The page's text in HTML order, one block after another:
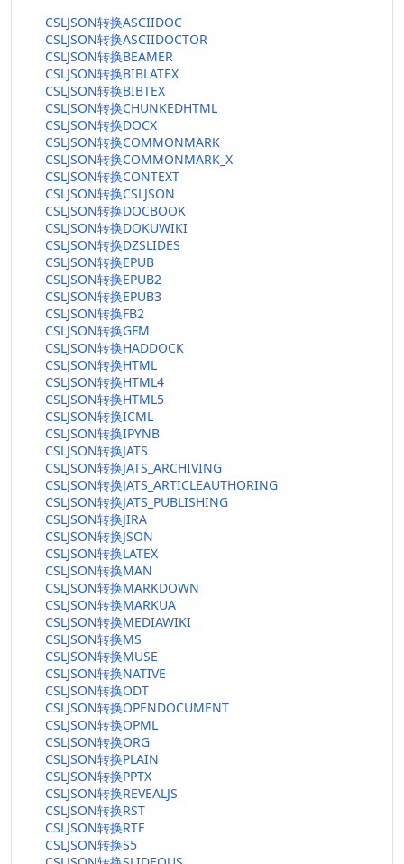
CSLJSON转换ASCIIDOC
CSLJSON转换ASCIIDOCTOR
CSLJSON转换BEAMER
CSLJSON转换BIBLATEX
CSLJSON转换BIBTEX
CSLJSON转换CHUNKEDHTML
CSLJSON转换DOCX
CSLJSON转换COMMONMARK
CSLJSON转换COMMONMARK_X
CSLJSON转换CONTEXT
CSLJSON转换CSLJSON
CSLJSON转换DOCBOOK
CSLJSON转换DOKUWIKI
CSLJSON转换DZSLIDES
CSLJSON转换EPUB
CSLJSON转换EPUB2
CSLJSON转换EPUB3
CSLJSON转换FB2
CSLJSON转换GFM
CSLJSON转换HADDOCK
CSLJSON转换HTML
CSLJSON转换HTML4
CSLJSON转换HTML5
CSLJSON转换ICML
CSLJSON转换IPYNB
CSLJSON转换JATS
CSLJSON转换JATS_ARCHIVING
CSLJSON转换JATS_ARTICLEAUTHORING
CSLJSON转换JATS_PUBLISHING
CSLJSON转换JIRA
CSLJSON转换JSON
CSLJSON转换LATEX
CSLJSON转换MAN
CSLJSON转换MARKDOWN
CSLJSON转换MARKUA
CSLJSON转换MEDIAWIKI
CSLJSON转换MS
CSLJSON转换MUSE
CSLJSON转换NATIVE
CSLJSON转换ODT
CSLJSON转换OPENDOCUMENT
CSLJSON转换OPML
CSLJSON转换ORG
CSLJSON转换PLAIN
CSLJSON转换PPTX
CSLJSON转换REVEALJS
CSLJSON转换RST
CSLJSON转换RTF
CSLJSON转换S5